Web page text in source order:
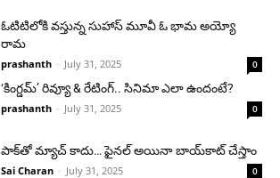
ఓటిటిలోకి వస్తున్న సుహాస్ మూవీ ఓ భామ అయ్యో
రామ
prashanth - July 31, 2025 0
‘కింగ్డమ్’ రివ్యూ & రేటింగ్.. సినిమా ఎలా ఉందంటే?
prashanth - July 31, 2025 0
పాక్‌తో మ్యాచ్ కాదు… ఫైనల్ అయినా బాయ్‌కాట్ చేస్తాం
Sai Charan - July 31, 2025 0